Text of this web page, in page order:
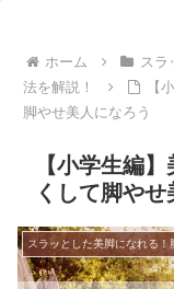
ホーム
スラ
法を解説！
【
脚やせ美人になろう
【小学生編
くして脚やせ
スラッとした美脚になれる！